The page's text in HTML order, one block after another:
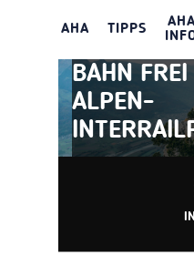
AHA TIPPS
AHA
BAHN
ALPEN-